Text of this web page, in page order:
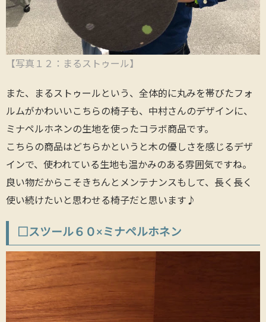
【写真１２：まるストゥール】
また、まるストゥールという、全体的に丸みを帯びたフォ
ルムがかわいいこちらの椅子も、中村さんのデザインに、
ミナペルホネンの生地を使ったコラボ商品です。
こちらの商品はどちらかというと木の優しさを感じるデザ
インで、使われている生地も温かみのある雰囲気ですね。
良い物だからこそきちんとメンテナンスもして、長く長く
使い続けたいと思わせる椅子だと思います♪
□スツール６０×ミナペルホネン